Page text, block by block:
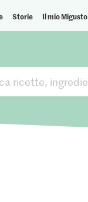
Storie Il mio Migusto